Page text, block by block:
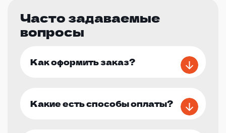
Часто задаваемые
вопросы
Как оформить заказ?
Какие есть способы оплаты?